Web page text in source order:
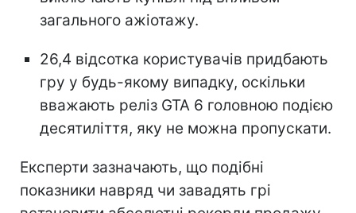
загального ажіотажу.
26,4 відсотка користувачів придбають
гру у будь-якому випадку, оскільки
вважають реліз GTA 6 головною подією
десятиліття, яку не можна пропускати.
Експерти зазначають, що подібні
показники навряд чи завадять грі